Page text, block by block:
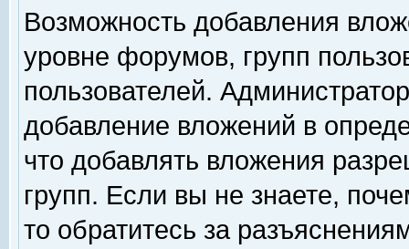
Возможность добавления
уровне форумов, групп
пользователей.
добавление вложений в
что добавлять вложения
групп. Если вы не знаете,
то обратитесь за